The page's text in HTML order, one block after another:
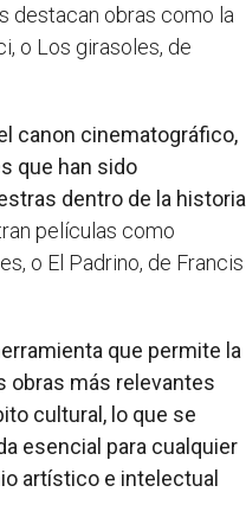
destacan obras como la
o Los girasoles, de
canon cinematográfico,
que han sido
dentro de la historia
películas como
o El Padrino, de Francis
que permite la
obras más relevantes
cultural, lo que se
esencial para cualquier
artístico e intelectual